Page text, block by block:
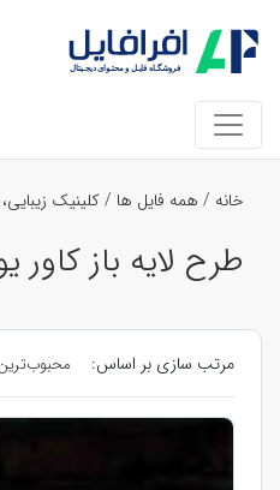
خانه / همه فایل ها /کلینیک
طرح لایه باز
مرتب سازی بر اساس: